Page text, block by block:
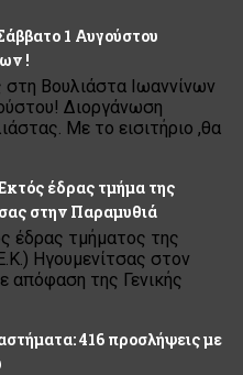
1 Αυγούστου
!
στη Βουλιάστα Ιωαννίνων
Διοργάνωση
Με το εισιτήριο ,θα
έδρας τμήμα της
στην Παραμυθιά
έδρας τμήματος της
Ηγουμενίτσας στον
απόφαση της Γενικής
416 προσλήψεις με